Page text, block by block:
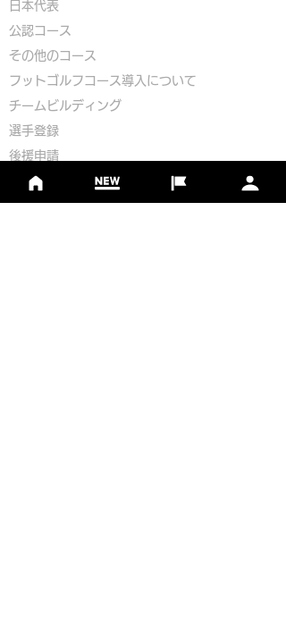
​​日本代表
公認コース
​その他のコース
​ フットゴルフコース導入について
​チームビルディング
選手登録​
​後援申請
​イベント依頼
プライバシーポリシー